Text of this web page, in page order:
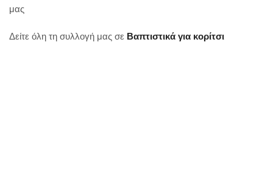
μας
Δείτε όλη τη συλλογή μας σε Βαπτιστικά για κορίτσι